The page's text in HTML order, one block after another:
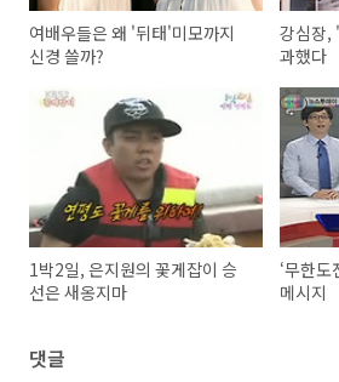
여배우들은 왜 '뒤태'미모까지
신경 쓸까?
강심장,
과했다
1박2일, 은지원의 꽃게잡이 승
선은 새옹지마
‘무한도
메시지
댓글